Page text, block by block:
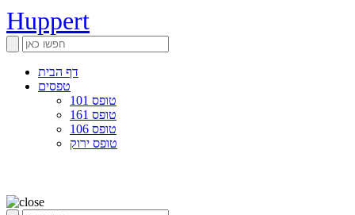
Huppert
דף הבית
טפסים
טופס 101
טופס 161
טופס 106
טופס ירוק